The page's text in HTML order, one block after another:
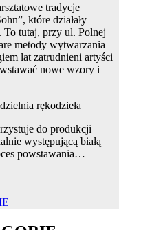
tradycje
które działały
To tutaj, przy ul. Polnej
metody wytwarzania
lat zatrudnieni artyści
nowe wzory i
rękodzieła
do produkcji
występującą białą
powstawania…